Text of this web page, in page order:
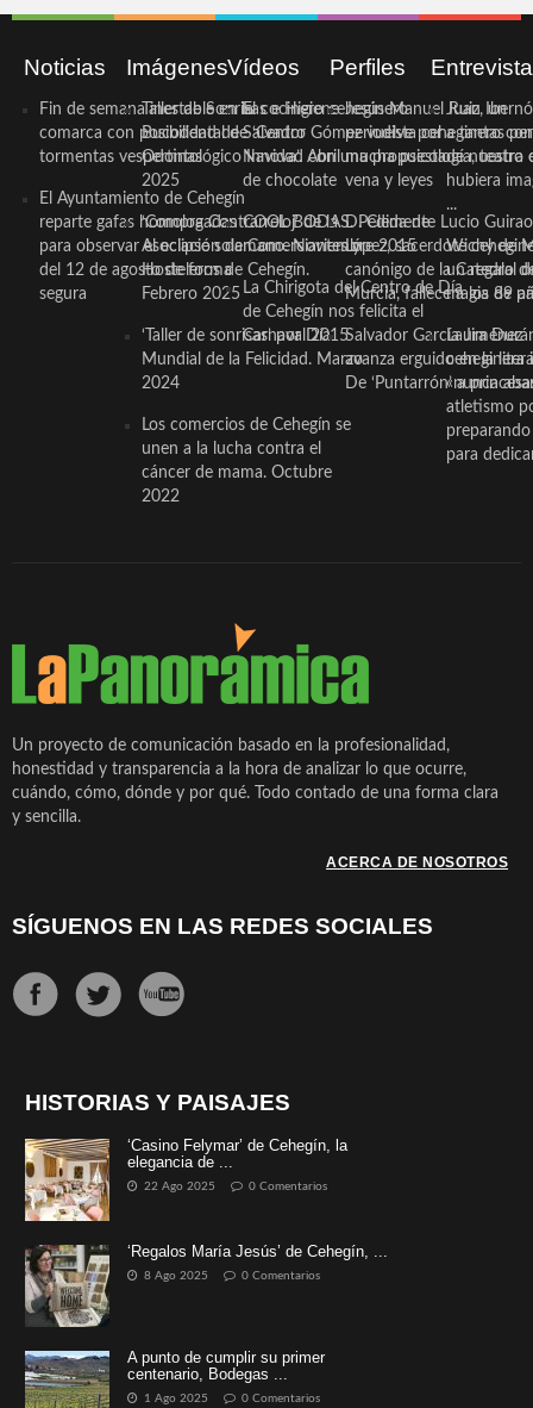
Noticias
Fin de semana inestable en la
comarca con posibilidad de
tormentas vespertinas
El Ayuntamiento de Cehegín
reparte gafas homologadas
para observar el eclipse solar
del 12 de agosto de forma
segura
Imágenes
Taller de Sonrisas e Higiene
Bucodental de ‘Centro
Odontológico Innova’. Abril
2025
‘Compra Contrarreloj’ de la
Asociación de Comerciantes y
Hosteleros de Cehegín.
Febrero 2025
‘Taller de sonrisas’ por Día
Mundial de la Felicidad. Marzo
2024
Los comercios de Cehegín se
unen a la lucha contra el
cáncer de mama. Octubre
2022
Vídeos
El cocinero ceheginero
Salvador Gómez vuelve por
Navidad con una propuesta
de chocolate
COOL BODAS. Pedida de
mano. Noviembre 2015
La Chirigota del Centro de Día
de Cehegín nos felicita el
Carnaval 2015
Perfiles
Jesús Manuel Ruiz, un
periodista ceheginero con
mucha psicología, teatro
vena y leyes
D. Clemente Lucio Guirao
López, sacerdote
canónigo de la Catedral
Murcia, fallece a los 89
Salvador García Jiménez
avanza erguido en la
De ‘Puntarrón’ a
Juan
a tantas
de nuestra
hubiera
...
Wichy de
un regalo
magia de
Laura
ceheginera
«nunca
atletismo
para
Un proyecto de comunicación basado en la profesionalidad,
honestidad y transparencia a la hora de analizar lo que ocurre,
cuándo, cómo, dónde y por qué. Todo contado de una forma clara
y sencilla.
ACERCA DE NOSOTROS
SÍGUENOS EN LAS REDES SOCIALES
HISTORIAS Y PAISAJES
‘Casino Felymar’ de Cehegín, la
elegancia de ...
22 Ago 2025 0 Comentarios
‘Regalos María Jesús’ de Cehegín, ...
8 Ago 2025 0 Comentarios
A punto de cumplir su primer
centenario, Bodegas ...
1 Ago 2025 0 Comentarios